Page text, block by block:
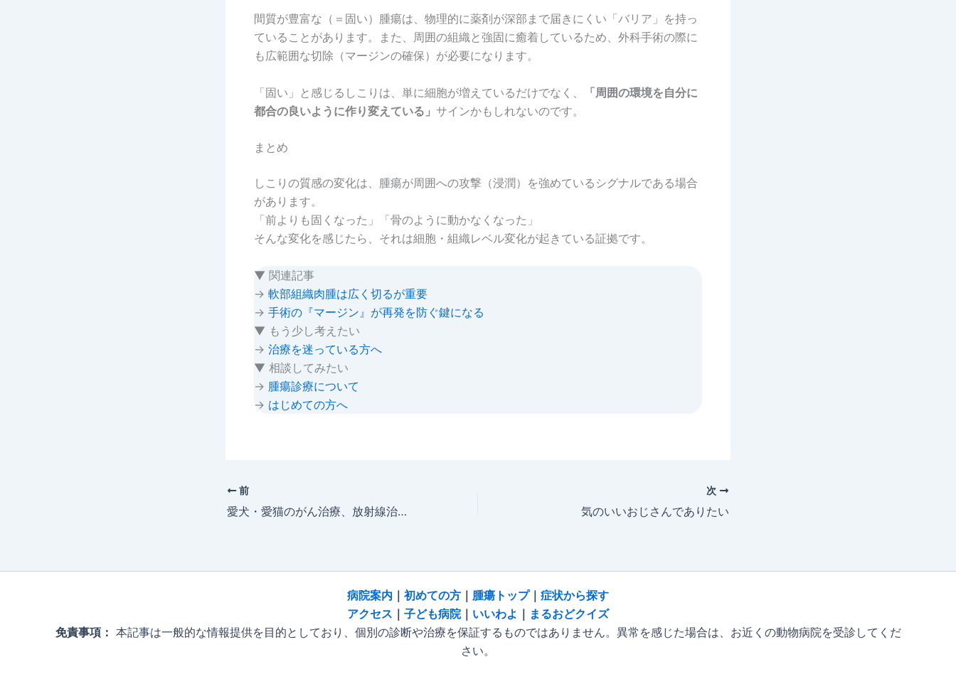
間質が豊富な（＝固い）腫瘍は、物理的に薬剤が深部まで届きにくい「バリア」を持っ
ていることがあります。また、周囲の組織と強固に癒着しているため、外科手術の際に
も広範囲な切除（マージンの確保）が必要になります。
「固い」と感じるしこりは、単に細胞が増えているだけでなく、
「周囲の環境を自分に
都合の良いように作り変えている」 サインかもしれないのです。
まとめ
しこりの質感の変化は、腫瘍が周囲への攻撃（浸潤）を強めているシグナルである場合
があります。
「前よりも固くなった」「骨のように動かなくなった」
そんな変化を感じたら、それは細胞・組織レベル変化が起きている証拠です。
▼ 関連記事
→ 軟部組織肉腫は広く切るが重要
→ 手術の『マージン』が再発を防ぐ鍵になる
▼ もう少し考えたい
→ 治療を迷っている方へ
▼ 相談してみたい
→ 腫瘍診療について
→ はじめての方へ
前
愛犬・愛猫のがん治療、放射線治療と緩和ケアどちらを選ぶ？
次
気のいいおじさんでありたい
病院案内 ｜ 初めての方 ｜ 腫瘍トップ｜ 症状から探す
アクセス ｜ 子ども病院｜ いいわよ ｜ まるおどクイズ
免責事項： 本記事は一般的な情報提供を目的としており、個別の診断や治療を保証するものではありません。異常を感じた場合は、お近くの動物病院を受診してくだ
さい。